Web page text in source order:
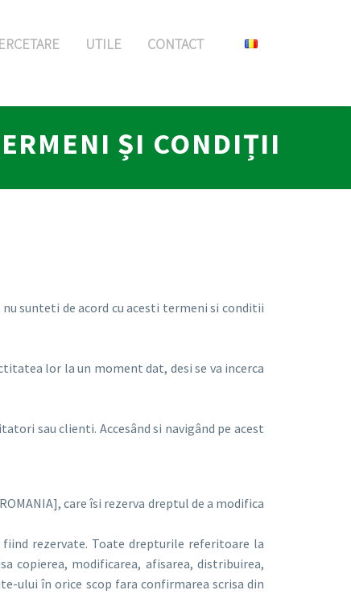
UTILE CONTACT
ȘI CONDIȚII
sunteti de acord cu acesti termeni si conditii
lor la un moment dat, desi se va incerca
sau clienti. Accesând si navigând pe acest
care îsi rezerva dreptul de a modifica
rezervate. Toate drepturile referitoare la
copierea, modificarea, afisarea, distribuirea,
ului în orice scop fara confirmarea scrisa din